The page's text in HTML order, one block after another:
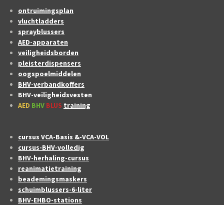
ontruimingsplan
vluchtladders
sprayblussers
AED-apparaten
veiligheidsborden
pleisterdispensers
oogspoelmiddelen
BHV-verbandkoffers
BHV-veiligheidsvesten
AED BHV BLUS training
cursus VCA-Basis &-VCA-VOL
cursus-BHV-volledig
BHV-herhaling-cursus
reanimatietraining
beademingsmaskers
schuimblussers-6-liter
BHV-EHBO-stations